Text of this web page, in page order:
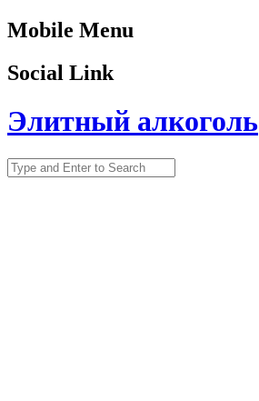
Mobile Menu
Social Link
Элитный алкоголь